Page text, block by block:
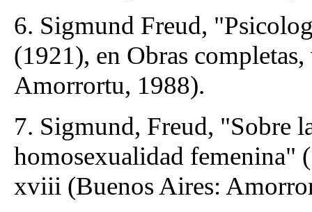
6. Sigmund Freud,
(1921), en Obras
Amorrortu, 1988).
7. Sigmund, Freud, "Sobre
homosexualidad femenina"
xviii (Buenos Aires: